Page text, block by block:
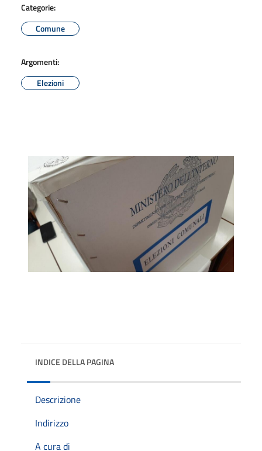
Categorie:
Comune
Argomenti:
Elezioni
INDICE DELLA PAGINA
Descrizione
Indirizzo
A cura di